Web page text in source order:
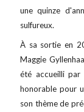
une quinze
sulfureux.
À sa sortie en
Maggie
été accueilli par
honorable pour
son thème de